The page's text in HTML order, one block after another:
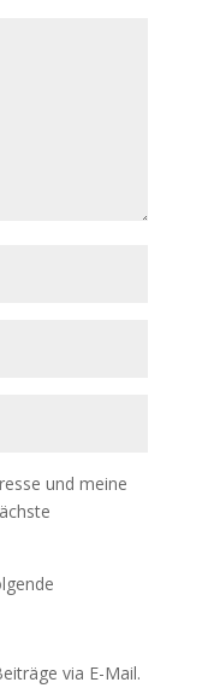
und meine
via E-Mail.